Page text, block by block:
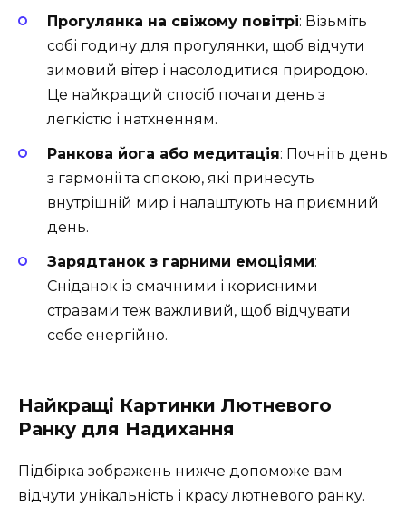
Прогулянка на свіжому повітрі: Візьміть
собі годину для прогулянки, щоб відчути
зимовий вітер і насолодитися природою.
Це найкращий спосіб почати день з
легкістю і натхненням.
Ранкова йога або медитація: Почніть день
з гармонії та спокою, які принесуть
внутрішній мир і налаштують на приємний
день.
Зарядтанок з гарними емоціями:
Сніданок із смачними і корисними
стравами теж важливий, щоб відчувати
себе енергійно.
Найкращі Картинки Лютневого
Ранку для Надихання
Підбірка зображень нижче допоможе вам
відчути унікальність і красу лютневого ранку.